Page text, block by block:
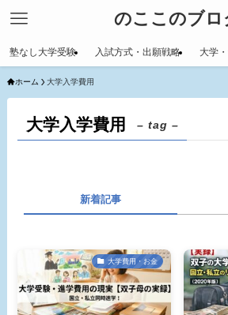
のここのブロ
塾なし大学受験 入試方式・出願戦略 大学
ホーム 大学入学費用
大学入学費用 – tag –
新着記事
大学費用・お金